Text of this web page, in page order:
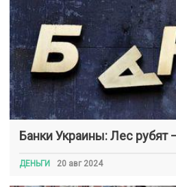
Банки Украины: Лес рубят
ДЕНЬГИ 20 авг 2024